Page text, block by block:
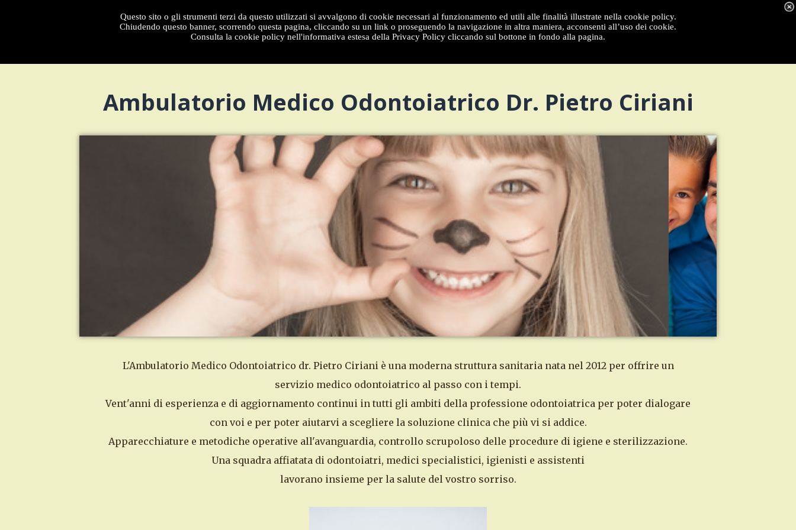
Questo sito o gli strumenti terzi da questo utilizzati si avvalgono di cookie necessari al funzionamento ed utili alle finalità illustrate nella cookie policy.
Chiudendo questo banner, scorrendo questa pagina, cliccando su un link o proseguendo la navigazione in altra maniera, acconsenti all’uso dei cookie.
Consulta la cookie policy nell'informativa estesa della Privacy Policy cliccando sul bottone in fondo alla pagina.
Ambulatorio Medico Odontoiatrico Dr. Pietro Ciriani
L'Ambulatorio Medico Odontoiatrico dr. Pietro Ciriani è una moderna struttura sanitaria nata nel 2012 per offrire un
servizio medico odontoiatrico al passo con i tempi.
Vent'anni di esperienza e di aggiornamento continui in tutti gli ambiti della professione odontoiatrica per poter dialogare
con voi e per poter aiutarvi a scegliere la soluzione clinica che più vi si addice.
Apparecchiature e metodiche operative all'avanguardia, controllo scrupoloso delle procedure di igiene e sterilizzazione.
Una squadra affiatata di odontoiatri, medici specialistici, igienisti e assistenti
lavorano insieme per la salute del vostro sorriso.